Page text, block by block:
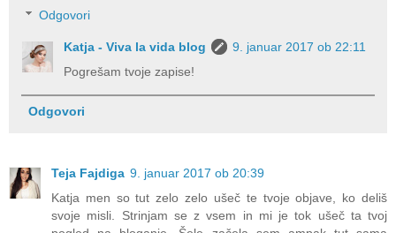
Odgovori
Katja - Viva la vida blog
9. januar 2017 ob 22:11
Pogrešam tvoje zapise!
Odgovori
Teja Fajdiga 9. januar 2017 ob 20:39
Katja men so tut zelo zelo ušeč te tvoje objave, ko deliš
svoje misli. Strinjam se z vsem in mi je tok ušeč ta tvoj